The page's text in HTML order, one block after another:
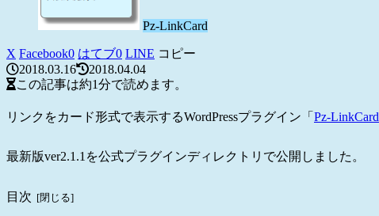
Pz-LinkCard
X Facebook0 はてブ0 LINE コピー
2018.03.16
2018.04.04
この記事は約1分で読めます。
リンクをカード形式で表示するWordPressプラグイン「 Pz-LinkCard
最新版ver2.1.1を公式プラグインディレクトリで公開しました。
目次